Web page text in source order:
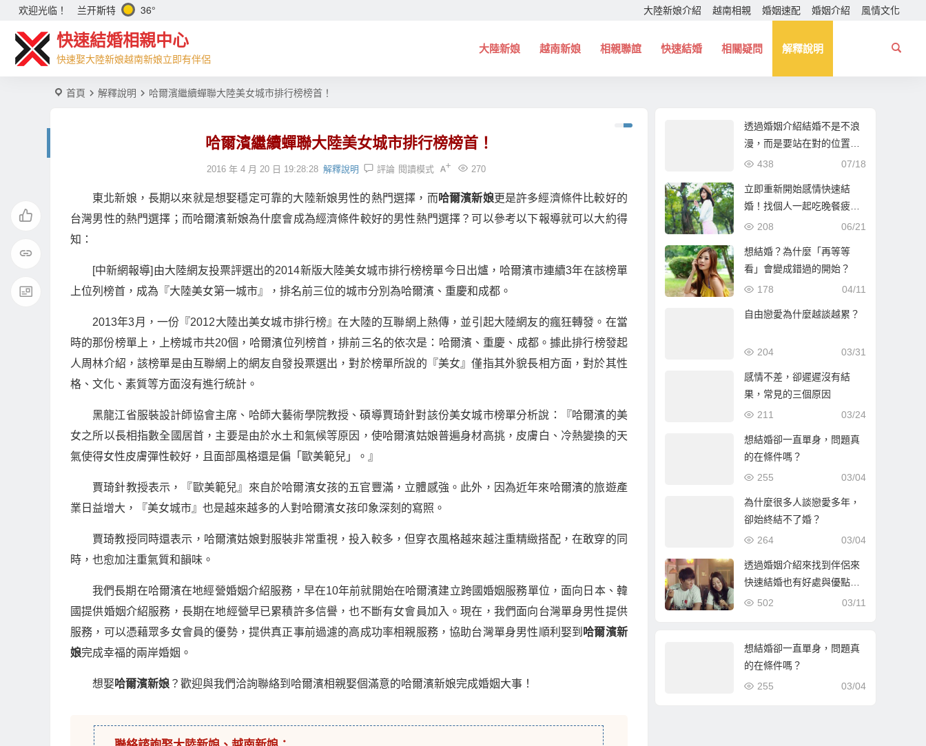
欢迎光临！ 兰开斯特 36° 大陸新娘介紹 越南相親 婚姻速配 婚姻介紹 風情文化
快速結婚相親中心
快速娶大陸新娘越南新娘立即有伴侶
大陸新娘 越南新娘 相親聯誼 快速結婚 相關疑問 解釋說明
首頁 解釋說明 哈爾濱繼續蟬聯大陸美女城市排行榜榜首！
哈爾濱繼續蟬聯大陸美女城市排行榜榜首！
2016 年 4 月 20 日 19:28:28 解釋說明 評論 270
閱讀模式
東北新娘，長期以來就是想娶穩定可靠的大陸新娘男性的熱門選擇，而哈爾濱新娘更是許多經濟條件比較好的
台灣男性的熱門選擇；而哈爾濱新娘為什麼會成為經濟條件較好的男性熱門選擇？可以參考以下報導就可以大約得
知：
[中新網報導]由大陸網友投票評選出的2014新版大陸美女城市排行榜榜單今日出爐，哈爾濱市連續3年在該榜單
上位列榜首，成為『大陸美女第一城市』，排名前三位的城市分別為哈爾濱、重慶和成都。
2013年3月，一份『2012大陸出美女城市排行榜』在大陸的互聯網上熱傳，並引起大陸網友的瘋狂轉發。在當
時的那份榜單上，上榜城市共20個，哈爾濱位列榜首，排前三名的依次是：哈爾濱、重慶、成都。據此排行榜發起
人周林介紹，該榜單是由互聯網上的網友自發投票選出，對於榜單所說的『美女』僅指其外貌長相方面，對於其性
格、文化、素質等方面沒有進行統計。
黑龍江省服裝設計師協會主席、哈師大藝術學院教授、碩導賈琦針對該份美女城市榜單分析說：『哈爾濱的美
女之所以長相指數全國居首，主要是由於水土和氣候等原因，使哈爾濱姑娘普遍身材高挑，皮膚白、冷熱變換的天
氣使得女性皮膚彈性較好，且面部風格還是偏「歐美範兒」。』
賈琦針教授表示，『歐美範兒』來自於哈爾濱女孩的五官豐滿，立體感強。此外，因為近年來哈爾濱的旅遊產
業日益增大，『美女城市』也是越來越多的人對哈爾濱女孩印象深刻的寫照。
賈琦教授同時還表示，哈爾濱姑娘對服裝非常重視，投入較多，但穿衣風格越來越注重精緻搭配，在敢穿的同
時，也愈加注重氣質和韻味。
我們長期在哈爾濱在地經營婚姻介紹服務，早在10年前就開始在哈爾濱建立跨國婚姻服務單位，面向日本、韓
國提供婚姻介紹服務，長期在地經營早已累積許多信譽，也不斷有女會員加入。現在，我們面向台灣單身男性提供
服務，可以憑藉眾多女會員的優勢，提供真正事前過濾的高成功率相親服務，協助台灣單身男性順利娶到 哈爾濱新
娘完成幸福的兩岸婚姻。
想娶哈爾濱新娘 ？歡迎與我們洽詢聯絡到哈爾濱相親娶個滿意的哈爾濱新娘完成婚姻大事！
透過婚姻介紹結婚不是不浪
漫，而是要站在對的位置！
幫你找個一起走下去的人！
07/18
438
立即重新開始感情快速結
婚！找個人一起吃晚餐疲憊
時能夠互相依靠！
06/21
208
想結婚？為什麼「再等等
看」會變成錯過的開始？
04/11
178
自由戀愛為什麼越談越累？
03/31
204
感情不差，卻遲遲沒有結
果，常見的三個原因
03/24
211
想結婚卻一直單身，問題真
的在條件嗎？
03/04
255
為什麼很多人談戀愛多年，
卻始終結不了婚？
03/04
264
透過婚姻介紹來找到伴侶來
快速結婚也有好處與優點…
03/11
502
想結婚卻一直單身，問題真
的在條件嗎？
03/04
255